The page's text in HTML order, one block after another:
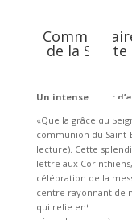
de la
Un intense foyer
«Que la grâce du
communion du
lecture). Cette
lettre aux
célébration de la
centre rayonnant de
qui relie entre elles